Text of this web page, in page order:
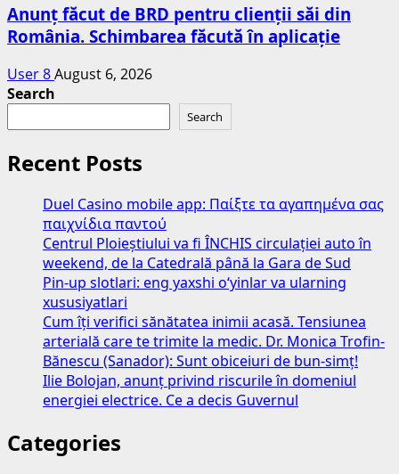
Anunț făcut de BRD pentru clienții săi din
România. Schimbarea făcută în aplicație
User 8August 6, 2026
Search
Search
Recent Posts
Duel Casino mobile app: Παίξτε τα αγαπημένα σας
παιχνίδια παντού
Centrul Ploieștiului va fi ÎNCHIS circulației auto în
weekend, de la Catedrală până la Gara de Sud
Pin-up slotlari: eng yaxshi o‘yinlar va ularning
xususiyatlari
Cum îți verifici sănătatea inimii acasă. Tensiunea
arterială care te trimite la medic. Dr. Monica Trofin-
Bănescu (Sanador): Sunt obiceiuri de bun-simț!
Ilie Bolojan, anunț privind riscurile în domeniul
energiei electrice. Ce a decis Guvernul
Categories